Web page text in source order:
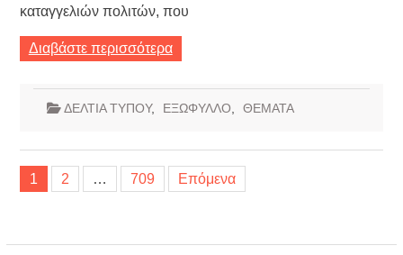
καταγγελιών πολιτών, που
Διαβάστε περισσότερα
ΔΕΛΤΙΑ ΤΥΠΟΥ, ΕΞΩΦΥΛΛΟ ΘΕΜΑΤΑ
Σελιδοποίηση
άρθρων
1 2 … 709 Επόμενα